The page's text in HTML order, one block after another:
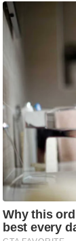
वि
श्ले
म
सा
म
यि
क
तृ
भू